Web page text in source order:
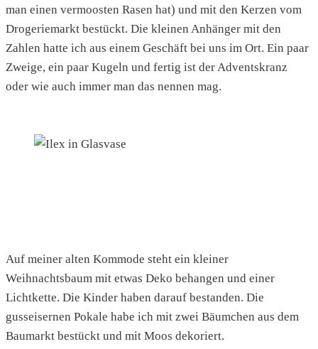
man einen vermoosten Rasen hat) und mit den Kerzen vom
Drogeriemarkt bestückt. Die kleinen Anhänger mit den
Zahlen hatte ich aus einem Geschäft bei uns im Ort. Ein paar
Zweige, ein paar Kugeln und fertig ist der Adventskranz
oder wie auch immer man das nennen mag.
Auf meiner alten Kommode steht ein kleiner
Weihnachtsbaum mit etwas Deko behangen und einer
Lichtkette. Die Kinder haben darauf bestanden. Die
gusseisernen Pokale habe ich mit zwei Bäumchen aus dem
Baumarkt bestückt und mit Moos dekoriert.